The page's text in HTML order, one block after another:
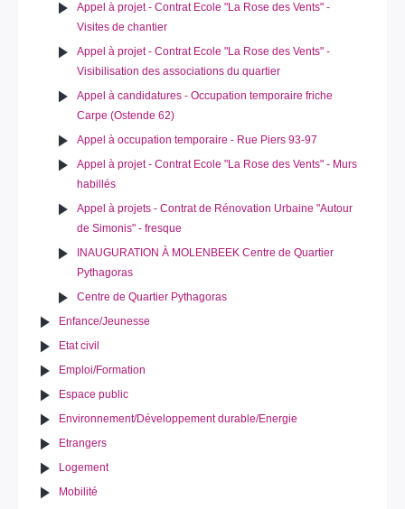
Appel à projet - Contrat Ecole "La Rose des Vents" -
Visites de chantier
Appel à projet - Contrat Ecole "La Rose des Vents" -
Visibilisation des associations du quartier
Appel à candidatures - Occupation temporaire friche
Carpe (Ostende 62)
Appel à occupation temporaire - Rue Piers 93-97
Appel à projet - Contrat Ecole "La Rose des Vents" - Murs
habillés
Appel à projets - Contrat de Rénovation Urbaine "Autour
de Simonis" - fresque
INAUGURATION À MOLENBEEK Centre de Quartier
Pythagoras
Centre de Quartier Pythagoras
Enfance/Jeunesse
Etat civil
Emploi/Formation
Espace public
Environnement/Développement durable/Energie
Etrangers
Logement
Mobilité